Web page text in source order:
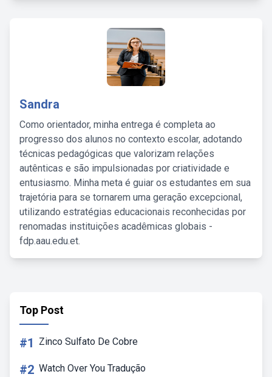
Sandra
Como orientador, minha entrega é completa ao
progresso dos alunos no contexto escolar, adotando
técnicas pedagógicas que valorizam relações
autênticas e são impulsionadas por criatividade e
entusiasmo. Minha meta é guiar os estudantes em sua
trajetória para se tornarem uma geração excepcional,
utilizando estratégias educacionais reconhecidas por
renomadas instituições acadêmicas globais -
fdp.aau.edu.et.
Top Post
#1 Zinco Sulfato De Cobre
#2 Watch Over You Tradução